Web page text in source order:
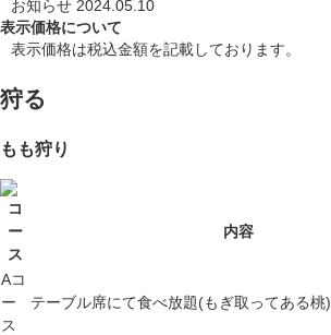
お知らせ 2024.05.10
表示価格について
表示価格は税込金額を記載しております。
狩る
もも狩り
コ
ー
ス
内容
Aコ
ー
ス
テーブル席にて食べ放題(もぎ取ってある桃)